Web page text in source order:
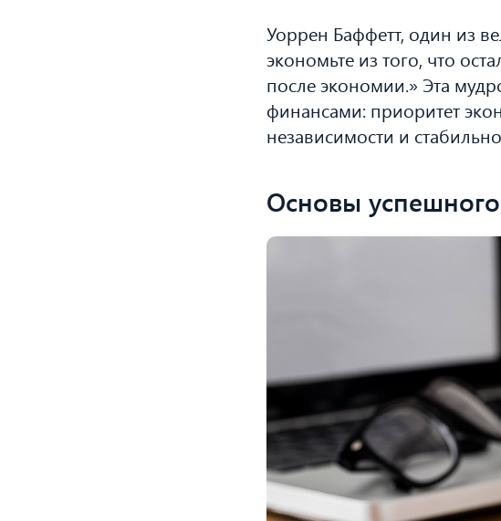
Уоррен Баффетт, один из
экономьте из того, что
после экономии.» Эта
финансами: приоритет
независимости и
Основы